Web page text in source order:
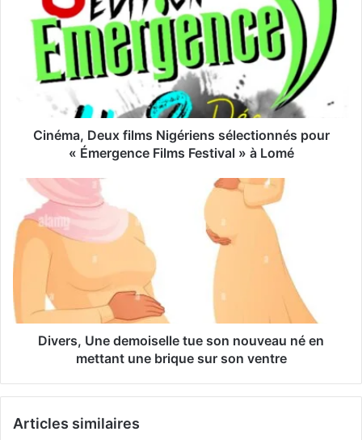
Cinéma, Deux films Nigériens sélectionnés pour
« Émergence Films Festival » à Lomé
Divers, Une demoiselle tue son nouveau né en
mettant une brique sur son ventre
Articles similaires